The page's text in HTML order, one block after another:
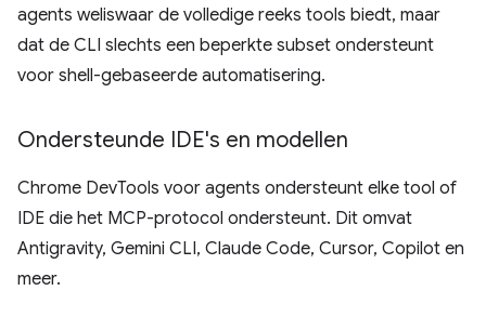
agents weliswaar de volledige reeks tools biedt, maar
dat de CLI slechts een beperkte subset ondersteunt
voor shell-gebaseerde automatisering.
Ondersteunde IDE's en modellen
Chrome DevTools voor agents ondersteunt elke tool of
IDE die het MCP-protocol ondersteunt. Dit omvat
Antigravity, Gemini CLI, Claude Code, Cursor, Copilot en
meer.